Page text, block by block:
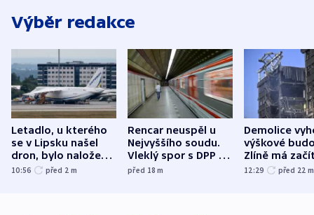
Výběr redakce
Letadlo, u kterého
se v Lipsku našel
dron, bylo naložené
municí, píší média
10:56 před 2 m
Rencar neuspěl u
Nejvyššího soudu.
Vleklý spor s DPP o
reklamní plochu
před 18m
Demolice
výškové
Zlíně má
odpoledne
12:29 před 22 m